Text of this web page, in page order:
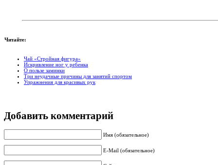
Читайте:
Чай «Стройная фигура»
Искривление ног у ребенка
О пользе заминки
Три неудачные причины для занятий спортом
Упражнения для красивых рук
Добавить комментарий
Имя (обязательное)
E-Mail (обязательное)